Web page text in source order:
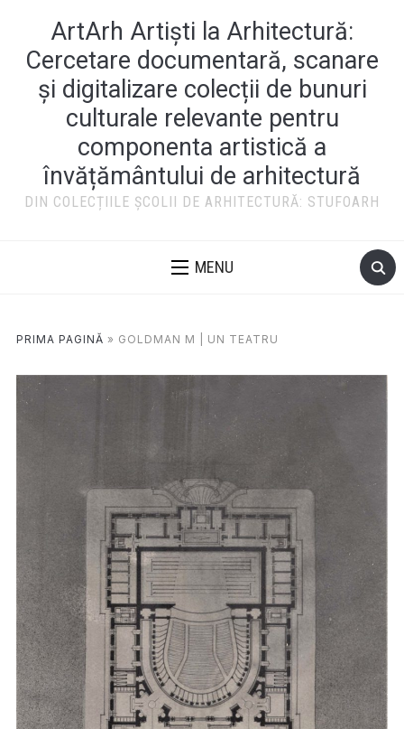
ArtArh Artiști la Arhitectură:
Cercetare documentară, scanare
și digitalizare colecții de bunuri
culturale relevante pentru
componenta artistică a
învățământului de arhitectură
DIN COLECȚIILE ȘCOLII DE ARHITECTURĂ: STUFOARH
MENU
PRIMA PAGINĂ » GOLDMAN M | UN TEATRU